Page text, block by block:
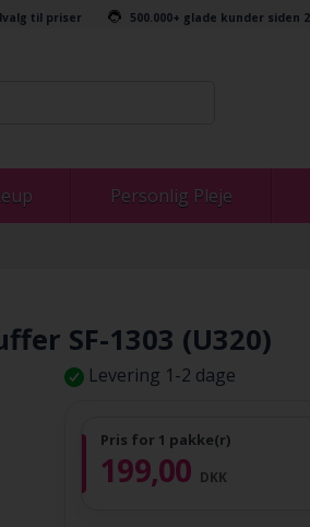
til priser 500.000+ glade kunder siden
Personlig Pleje
SF-1303 (U320)
Levering 1-2 dage
Pris for 1 pakke(r)
199,00 DKK